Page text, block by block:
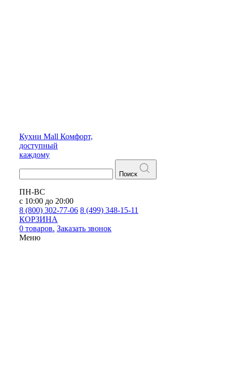
Кухни Mall Комфорт,
доступный
каждому
Поиск
ПН-ВС
с 10:00 до 20:00
8 (800) 302-77-06 8 (499) 348-15-11
КОРЗИНА
0 товаров. Заказать звонок
Меню